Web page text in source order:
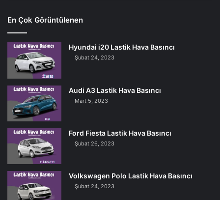
En Çok Görüntülenen
Hyundai i20 Lastik Hava Basıncı
Şubat 24, 2023
Audi A3 Lastik Hava Basıncı
Mart 5, 2023
Ford Fiesta Lastik Hava Basıncı
Şubat 26, 2023
Volkswagen Polo Lastik Hava Basıncı
Şubat 24, 2023